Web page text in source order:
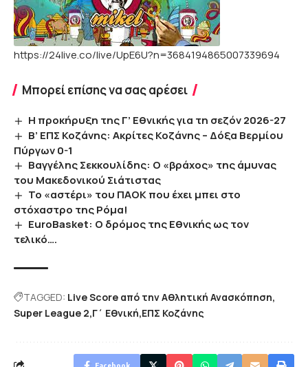
https://24live.co/live/UpE6U?n=3684194865007339694
Μπορεί επίσης να σας αρέσει
Η προκήρυξη της Γ’ Εθνικής για τη σεζόν 2026-27
Β’ ΕΠΣ Κοζάνης: Ακρίτες Κοζάνης – Δόξα Βερμίου
Πύργων 0-1
Βαγγέλης Σεκκουλίδης: Ο «βράχος» της άμυνας
του Μακεδονικού Σιάτιστας
Το «αστέρι» του ΠΑΟΚ που έχει μπει στο
στόχαστρο της Ρόμα!
EuroBasket: Ο δρόμος της Εθνικής ως τον
τελικό….
TAGGED: Live Score από την Αθλητική Ανασκόπηση
Super League 2 Γ΄ Εθνική ΕΠΣ Κοζάνης